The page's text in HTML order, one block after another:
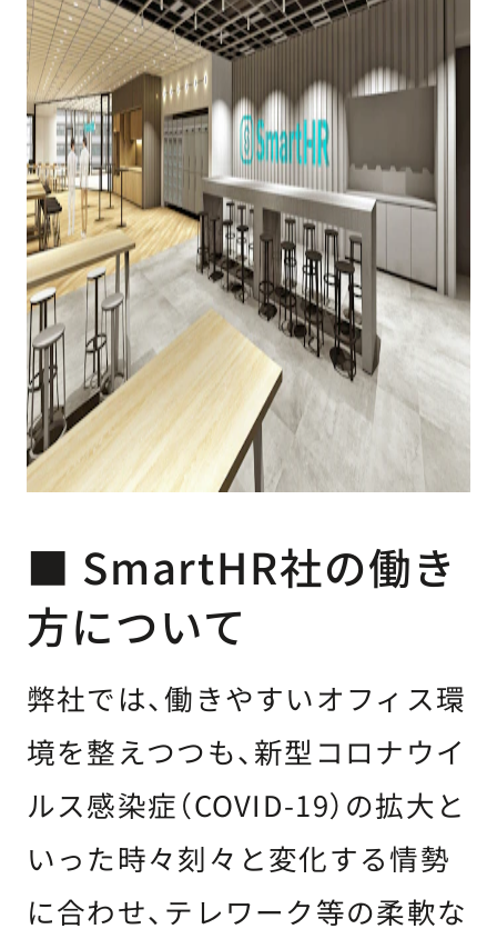
■ SmartHR社の働き
方について
弊社では、働きやすいオフィス環
境を整えつつも、新型コロナウイ
ルス感染症（COVID-19）の拡大と
いった時々刻々と変化する情勢
に合わせ、テレワーク等の柔軟な